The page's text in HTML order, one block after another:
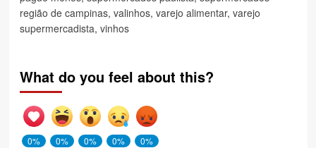
região de campinas, valinhos, varejo alimentar, varejo
supermercadista, vinhos
What do you feel about this?
0%
0%
0%
0%
0%